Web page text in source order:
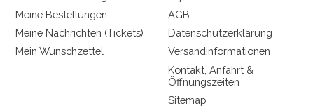
Meine Bestellungen
Meine Nachrichten (Tickets)
Mein Wunschzettel
AGB
Datenschutzerklärung
Versandinformationen
Kontakt, Anfahrt &
Öffnungszeiten
Sitemap